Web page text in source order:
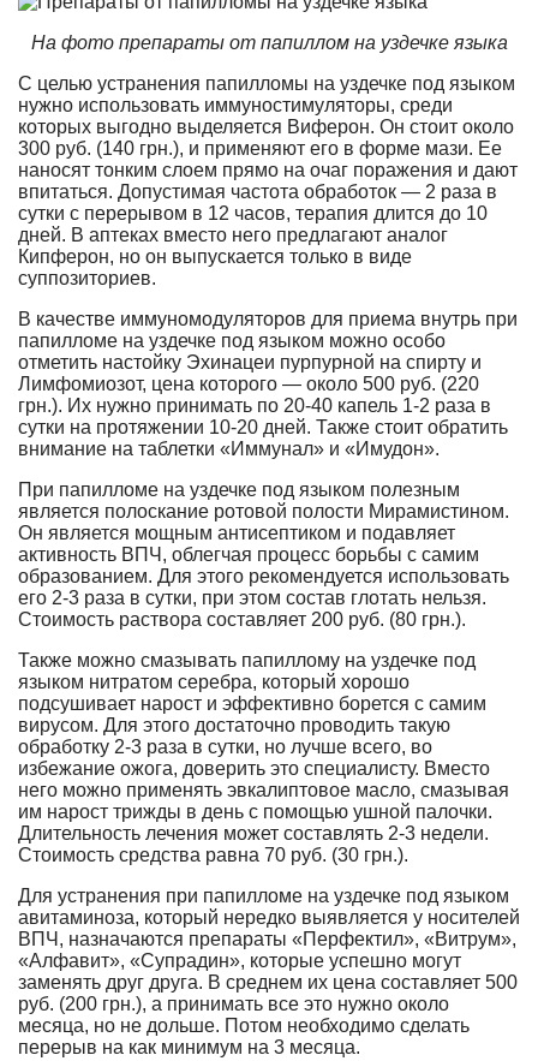
На фото препараты от папиллом на уздечке языка
С целью устранения папилломы на уздечке под языком
нужно использовать иммуностимуляторы, среди
которых выгодно выделяется Виферон. Он стоит около
300 руб. (140 грн.), и применяют его в форме мази. Ее
наносят тонким слоем прямо на очаг поражения и дают
впитаться. Допустимая частота обработок — 2 раза в
сутки с перерывом в 12 часов, терапия длится до 10
дней. В аптеках вместо него предлагают аналог
Кипферон, но он выпускается только в виде
суппозиториев.
В качестве иммуномодуляторов для приема внутрь при
папилломе на уздечке под языком можно особо
отметить настойку Эхинацеи пурпурной на спирту и
Лимфомиозот, цена которого — около 500 руб. (220
грн.). Их нужно принимать по 20-40 капель 1-2 раза в
сутки на протяжении 10-20 дней. Также стоит обратить
внимание на таблетки «Иммунал» и «Имудон».
При папилломе на уздечке под языком полезным
является полоскание ротовой полости Мирамистином.
Он является мощным антисептиком и подавляет
активность ВПЧ, облегчая процесс борьбы с самим
образованием. Для этого рекомендуется использовать
его 2-3 раза в сутки, при этом состав глотать нельзя.
Стоимость раствора составляет 200 руб. (80 грн.).
Также можно смазывать папиллому на уздечке под
языком нитратом серебра, который хорошо
подсушивает нарост и эффективно борется с самим
вирусом. Для этого достаточно проводить такую
обработку 2-3 раза в сутки, но лучше всего, во
избежание ожога, доверить это специалисту. Вместо
него можно применять эвкалиптовое масло, смазывая
им нарост трижды в день с помощью ушной палочки.
Длительность лечения может составлять 2-3 недели.
Стоимость средства равна 70 руб. (30 грн.).
Для устранения при папилломе на уздечке под языком
авитаминоза, который нередко выявляется у носителей
ВПЧ, назначаются препараты «Перфектил», «Витрум»,
«Алфавит», «Супрадин», которые успешно могут
заменять друг друга. В среднем их цена составляет 500
руб. (200 грн.), а принимать все это нужно около
месяца, но не дольше. Потом необходимо сделать
перерыв на как минимум на 3 месяца.